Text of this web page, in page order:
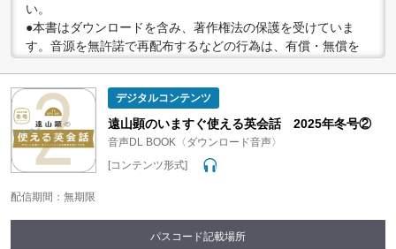
い。
●本書はダウンロードを含み、著作権法の保護を受けていま
す。音源を無許諾で再配布するなどの行為は、有償・無償を
●配信の方法やコンテンツの中身については、事前の告知なく
変更する場合がありますので、あらかじめご了承ください。
デジタルコンテンツ
遠山顕のいますぐ使える英会話 2025年冬号②
音声DL BOOK〈ダウンロード音声〉
[コンテンツ形式]
配信期間：無期限
パスコード記載場所